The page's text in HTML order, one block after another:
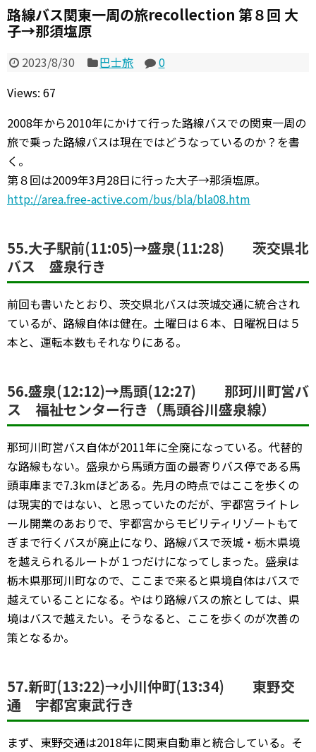
路線バス関東一周の旅recollection 第８回 大
子→那須塩原
2023/8/30 巴士旅
0
Views: 67
2008年から2010年にかけて行った路線バスでの関東一周の
旅で乗った路線バスは現在ではどうなっているのか？を書
く。
第８回は2009年3月28日に行った大子→那須塩原。
http://area.free-active.com/bus/bla/bla08.htm
55.大子駅前(11:05)→盛泉(11:28) 茨交県北
バス 盛泉行き
前回も書いたとおり、茨交県北バスは茨城交通に統合され
ているが、路線自体は健在。土曜日は６本、日曜祝日は５
本と、運転本数もそれなりにある。
56.盛泉(12:12)→馬頭(12:27) 那珂川町営バ
ス 福祉センター行き（馬頭谷川盛泉線）
那珂川町営バス自体が2011年に全廃になっている。代替的
な路線もない。盛泉から馬頭方面の最寄りバス停である馬
頭車庫まで7.3kmほどある。先月の時点ではここを歩くの
は現実的ではない、と思っていたのだが、宇都宮ライトレ
ール開業のあおりで、宇都宮からモビリティリゾートもて
ぎまで行くバスが廃止になり、路線バスで茨城・栃木県境
を越えられるルートが１つだけになってしまった。盛泉は
栃木県那珂川町なので、ここまで来ると県境自体はバスで
越えていることになる。やはり路線バスの旅としては、県
境はバスで越えたい。そうなると、ここを歩くのが次善の
策となるか。
57.新町(13:22)→小川仲町(13:34) 東野交
通 宇都宮東武行き
まず、東野交通は2018年に関東自動車と統合している。そ